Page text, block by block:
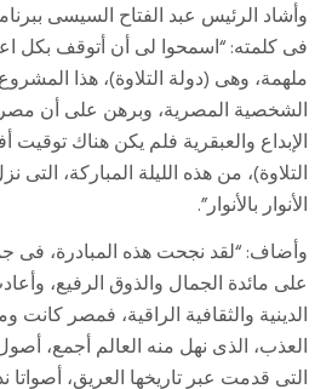
وأشاد الرئيس عبد الفتاح السيسى ببرنامج
فى كلمته: “اسمحوا لى أن أتوقف بكل
ملهمة، وهى (دولة التلاوة)، هذا
الشخصية المصرية، وبرهن على أن
الإبداع والعبقرية فلم يكن هناك توقيت
التلاوة)، من هذه الليلة المباركة، التى
الأنوار بالأنوار”.
وأضاف: “لقد نجحت هذه المبادرة، فى
على مائدة الجمال والذوق الرفيع، وأعادت
الدينية والثقافية الراقية، فمصر كانت
العذب، الذى نهل منه العالم أجمع، أصول
التى قدمت عبر تاريخها العريق، أصواتا